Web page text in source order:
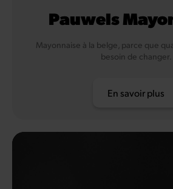
Pauwels
Mayonnaise à la belge, parce que
besoin de changer.
En savoir plus